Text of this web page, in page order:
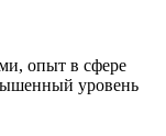
опыт в сфере
уровень